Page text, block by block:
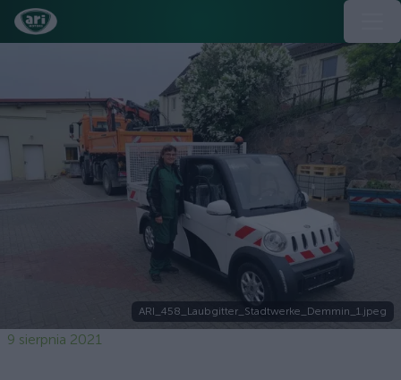
ARI_458_Laubgitter_Stadtwerke_Demmin_1.jpeg
9 sierpnia 2021